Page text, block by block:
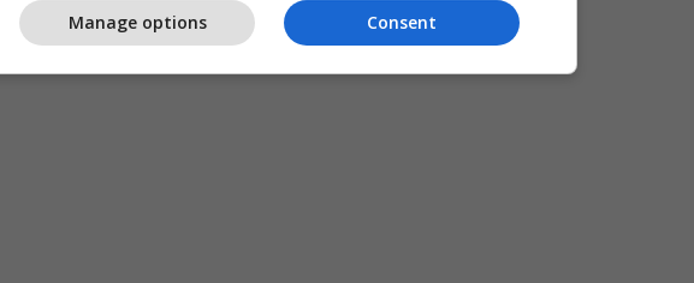
Consent
Manage options